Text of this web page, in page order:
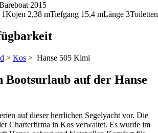
2015
Kojen 2,38 mTiefgang 15,4 mLänge 3Toiletten
> Kos > Hanse 505 Kimi
Bootsurlaub auf der Hanse
auf dieser herrlichen Segelyacht vor. Die
Charterfirma in Kos verwaltet. Es wurde im